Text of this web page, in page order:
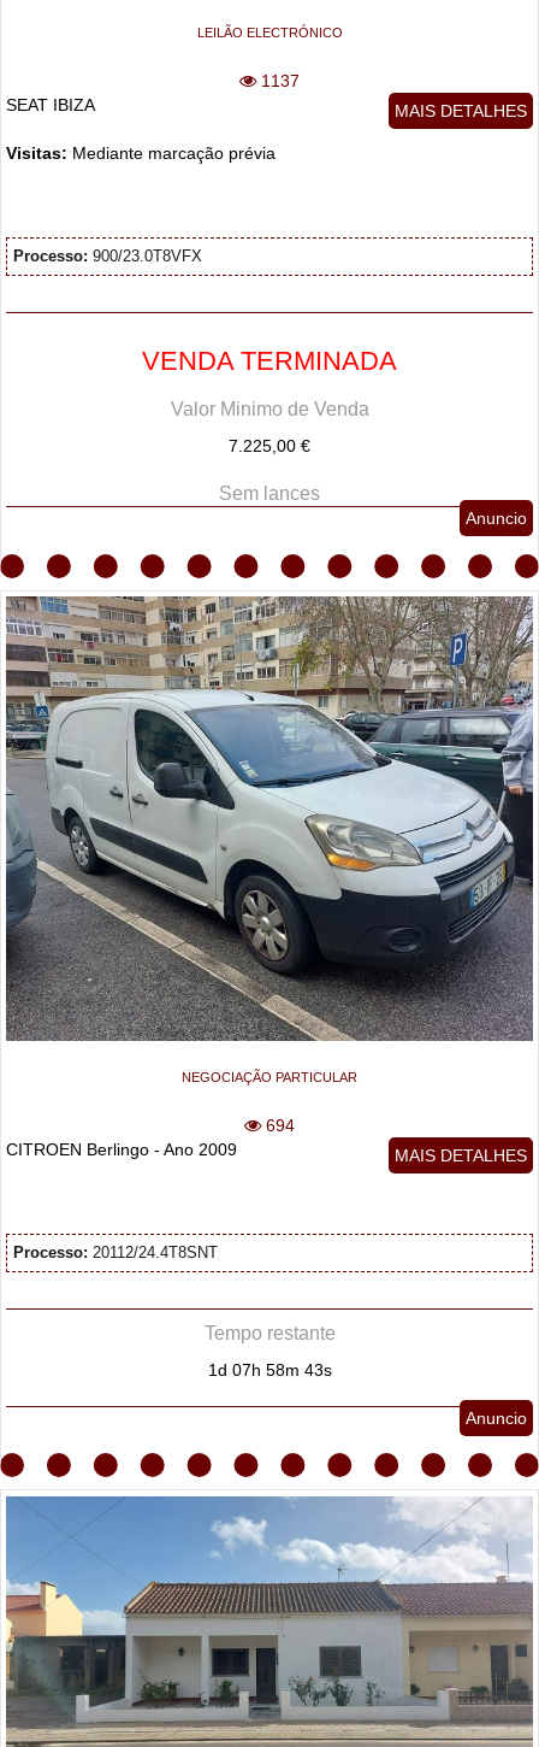
LEILÃO ELECTRÓNICO
1137
MAIS DETALHES
SEAT IBIZA
Visitas: Mediante marcação prévia
Processo: 900/23.0T8VFX
VENDA TERMINADA
Valor Minimo de Venda
7.225,00 €
Sem lances
Anuncio
NEGOCIAÇÃO PARTICULAR
694
MAIS DETALHES
CITROEN Berlingo - Ano 2009
Processo: 20112/24.4T8SNT
Tempo restante
1d 07h 58m 42s
Anuncio